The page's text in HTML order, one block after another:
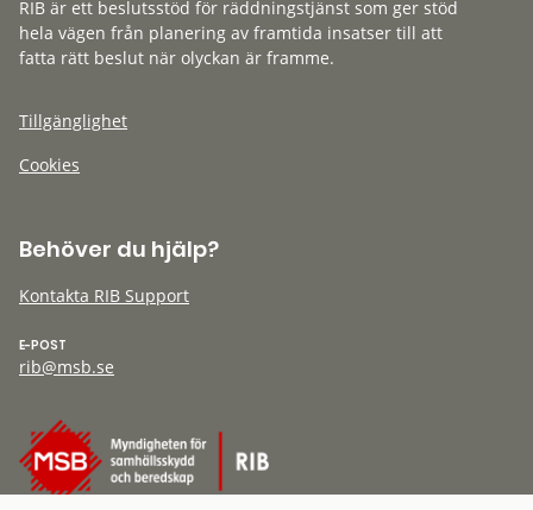
RIB är ett beslutsstöd för räddningstjänst som ger stöd
hela vägen från planering av framtida insatser till att
fatta rätt beslut när olyckan är framme.
Tillgänglighet
Cookies
Behöver du hjälp?
Kontakta RIB Support
E-POST
rib@msb.se